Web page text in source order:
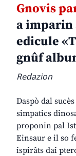
Gnovis
a imparin
edicule
gnûf
Redazion
Daspò dal
simpatics
proponin pal
Einsaur e il so
ispirâts dai